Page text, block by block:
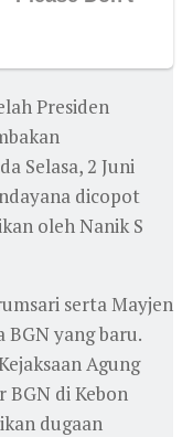
Presiden
Selasa, 2 Juni
dicopot
oleh Nanik S
serta Mayjen
BGN yang baru.
Agung
BGN di Kebon
dugaan